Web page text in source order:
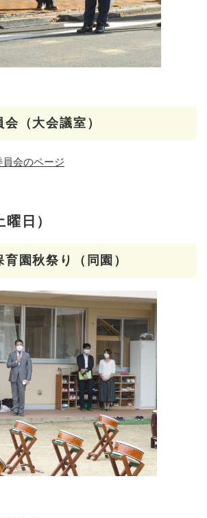
（大会議室）
会のページ
日）
園秋祭り（同園）